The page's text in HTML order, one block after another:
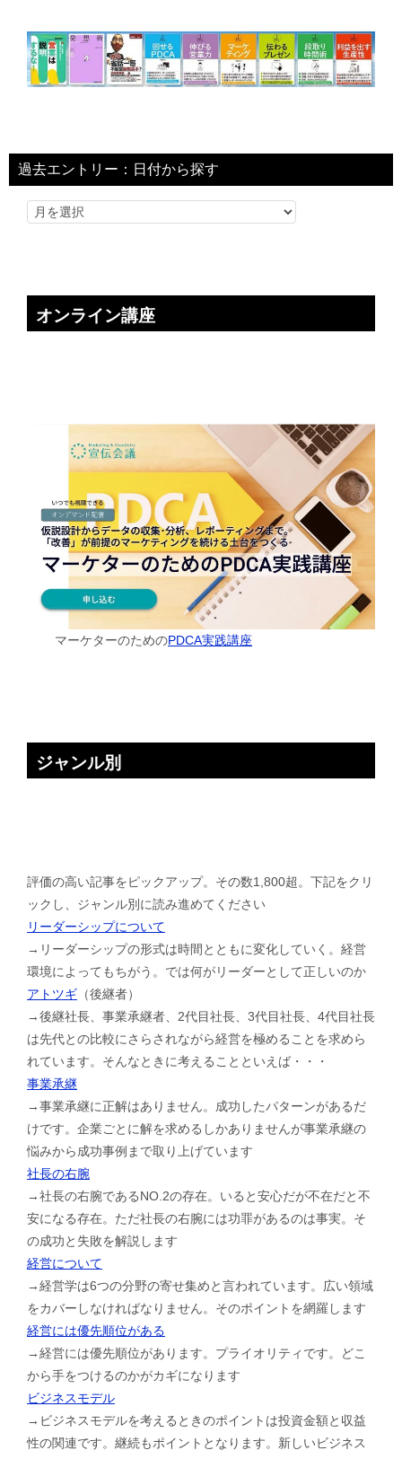
過去エントリー：日付から探す
オンライン講座
マーケターのためのPDCA実践講座
ジャンル別
評価の高い記事をピックアップ。その数1,800超。下記をクリ
ックし、ジャンル別に読み進めてください
リーダーシップについて
→リーダーシップの形式は時間とともに変化していく。経営
環境によってもちがう。では何がリーダーとして正しいのか
アトツギ （後継者）
→後継社長、事業承継者、2代目社長、3代目社長、4代目社長
は先代との比較にさらされながら経営を極めることを求めら
れています。そんなときに考えることといえば・・・
事業承継
→事業承継に正解はありません。成功したパターンがあるだ
けです。企業ごとに解を求めるしかありませんが事業承継の
悩みから成功事例まで取り上げています
社長の右腕
→社長の右腕であるNO.2の存在。いると安心だが不在だと不
安になる存在。ただ社長の右腕には功罪があるのは事実。そ
の成功と失敗を解説します
経営について
→経営学は6つの分野の寄せ集めと言われています。広い領域
をカバーしなければなりません。そのポイントを網羅します
経営には優先順位がある
→経営には優先順位があります。プライオリティです。どこ
から手をつけるのかがカギになります
ビジネスモデル
→ビジネスモデルを考えるときのポイントは投資金額と収益
性の関連です。継続もポイントとなります。新しいビジネス